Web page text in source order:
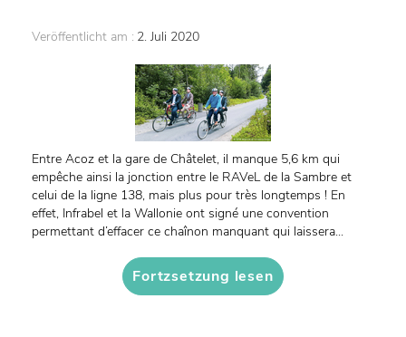
Veröffentlicht am : 2. Juli 2020
Entre Acoz et la gare de Châtelet, il manque 5,6 km qui
empêche ainsi la jonction entre le RAVeL de la Sambre et
celui de la ligne 138, mais plus pour très longtemps ! En
effet, Infrabel et la Wallonie ont signé une convention
permettant d’effacer ce chaînon manquant qui laissera...
Fortzsetzung lesen